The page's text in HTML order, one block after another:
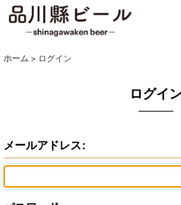
ホーム > ログイン
ログイ
メールアドレス: